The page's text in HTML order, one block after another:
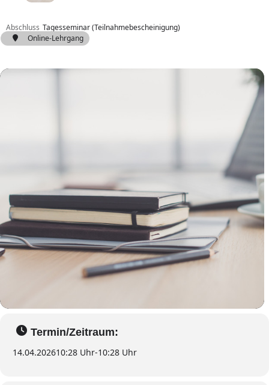
Abschluss Tagesseminar (Teilnahmebescheinigung)
Online-Lehrgang
Termin/Zeitraum:
14.04.202610:28 Uhr-10:28 Uhr